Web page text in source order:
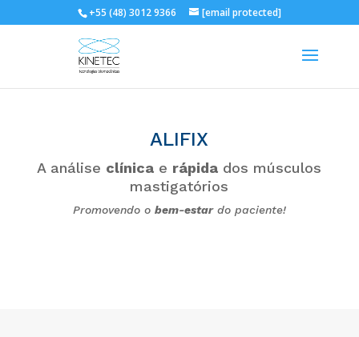
+55 (48) 3012 9366 [email protected]
ALIFIX
A análise clínica e rápida dos músculos
mastigatórios
Promovendo o bem-estardo paciente!